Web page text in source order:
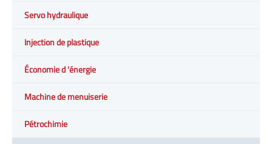
Servo hydraulique
Injection de plastique
Économie d 'énergie
Machine de menuiserie
Pétrochimie